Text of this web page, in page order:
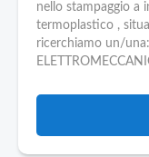
nello stampaggio a
termoplastico ,
ricerchiamo un/